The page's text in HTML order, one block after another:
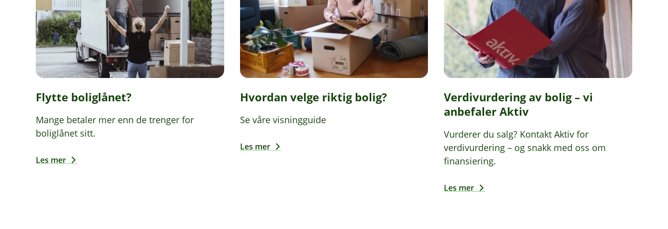
Flytte boliglånet?
Mange betaler mer enn de trenger for
boliglånet sitt.
Les mer
Hvordan velge riktig bolig?
Se våre visningguide
Les mer
Verdivurdering av bolig – vi
anbefaler Aktiv
Vurderer du salg? Kontakt Aktiv for
verdivurdering – og snakk med oss om
finansiering.
Les mer